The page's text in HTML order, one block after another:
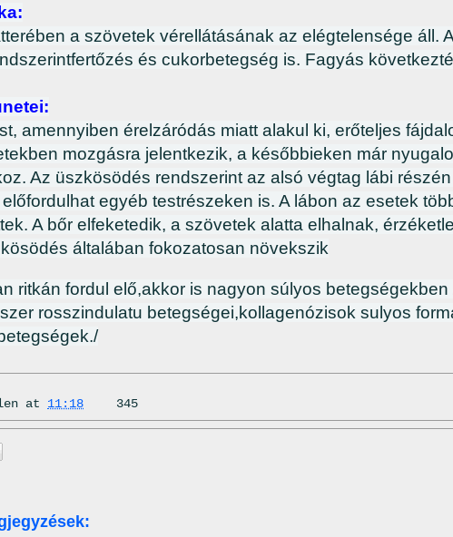
a szövetek vérellátásának az elégtelensége áll. A
és cukorbetegség is. Fagyás
amennyiben érelzáródás miatt alakul ki, erőteljes
mozgásra jelentkezik, a későbbieken már
Az üszkösödés rendszerint az alsó végtag lábi
egyéb testrészeken is. A lábon az esetek
A bőr elfeketedik, a szövetek alatta elhalnak,
általában fokozatosan növekszik
ritkán fordul elő,akkor is nagyon súlyos betegségekben
rosszindulatu betegségei,kollagenózisok sulyos
at 11:18 345